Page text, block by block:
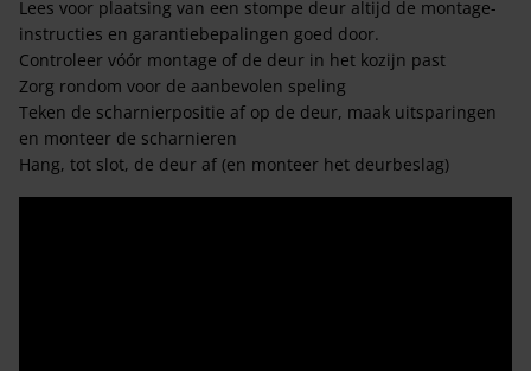
Lees voor plaatsing van een stompe deur altijd de montage-
instructies en garantiebepalingen goed door.
Controleer vóór montage of de deur in het kozijn past
Zorg rondom voor de aanbevolen speling
Teken de scharnierpositie af op de deur, maak uitsparingen
en monteer de scharnieren
Hang, tot slot, de deur af (en monteer het deurbeslag)